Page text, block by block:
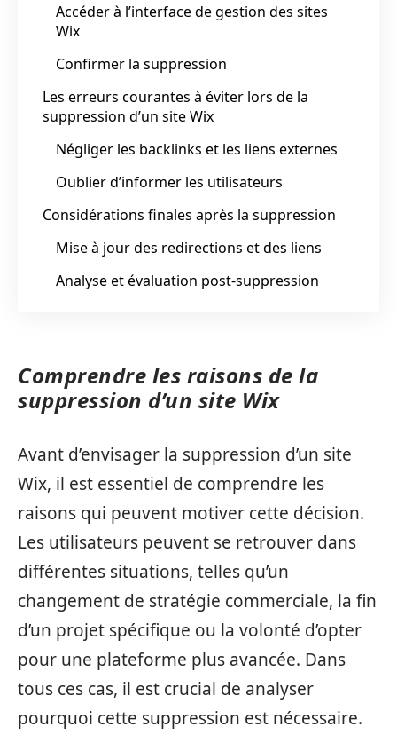
Accéder à l’interface de gestion des sites
Wix
Confirmer la suppression
Les erreurs courantes à éviter lors de la
suppression d’un site Wix
Négliger les backlinks et les liens externes
Oublier d’informer les utilisateurs
Considérations finales après la suppression
Mise à jour des redirections et des liens
Analyse et évaluation post-suppression
Comprendre les raisons de la
suppression d’un site Wix
Avant d’envisager la suppression d’un site
Wix, il est essentiel de comprendre les
raisons qui peuvent motiver cette décision.
Les utilisateurs peuvent se retrouver dans
différentes situations, telles qu’un
changement de stratégie commerciale, la fin
d’un projet spécifique ou la volonté d’opter
pour une plateforme plus avancée. Dans
tous ces cas, il est crucial de analyser
pourquoi cette suppression est nécessaire.